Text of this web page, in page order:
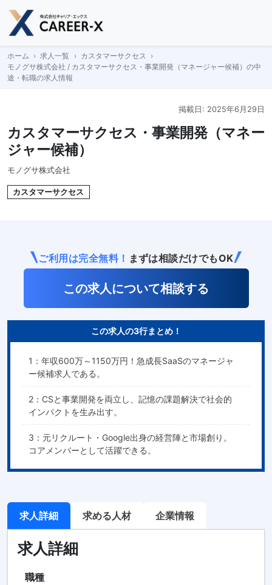
Skip
content
ホーム 求人一覧
カスタマーサクセス
モノグサ株式会社 / カスタマーサクセス・事業開発（マネージャー候補）の中
途・転職の求人情報
掲載日: 2025年6月29日
カスタマーサクセス・事業開発（マネー
ジャー候補）
モノグサ株式会社
カスタマーサクセス
ご利用は完全無料！ まずは相談だけでもOK
この求人について相談する
この求人の3行まとめ！
1：年収600万～1150万円！急成長SaaSのマネージャ
ー候補求人である。
2：CSと事業開発を両立し、記憶の課題解決で社会的
インパクトを生み出す。
3：元リクルート・Google出身の経営陣と市場創り。
コアメンバーとして活躍できる。
求人詳細 求める人材 企業情報
求人詳細
職種